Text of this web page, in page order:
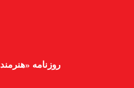
روزنامه